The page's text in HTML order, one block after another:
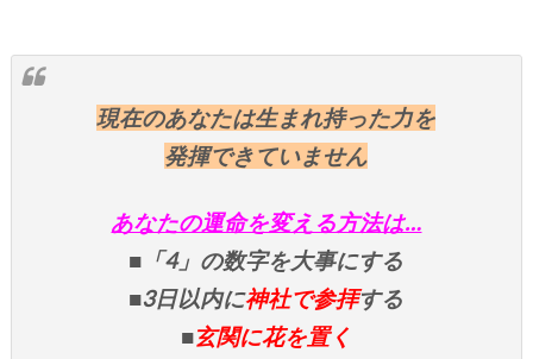
現在のあなたは生まれ持った力を
発揮できていません
あなたの運命を変える方法は…
■「4」の数字を大事にする
■3日以内に神社で参拝する
■玄関に花を置く